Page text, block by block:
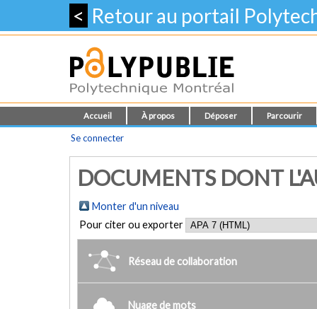
< Retour au portail
Accueil À propos Déposer Parcourir
Se connecter
DOCUMENTS DONT
Monter d'un niveau
Pour citer ou exporter
Réseau de collaboration
Nuage de mots